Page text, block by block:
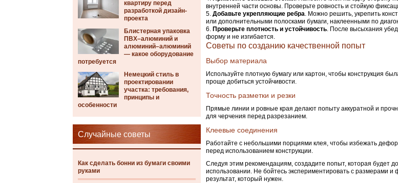
квартиру перед
разработкой дизайн-
проекта
Блистерная упаковка
ПВХ–алюминий и
алюминий–алюминий
— какое оборудование
потребуется
Немецкий стиль в
проектировании
участка: требования,
принципы и
особенности
Случайные советы
Как сделать бонни из бумаги своими
руками
внутренней части основы. Проверьте ровность и стойкую
Добавьте укрепляющие ребра. Можно решить, укрепить
или дополнительными полосками бумаги, наклеенными по
Проверьте плотность и устойчивость. После высыхания
форму и не изгибается.
Советы по созданию качественной попыт
Выбор материала
Используйте плотную бумагу или картон, чтобы конструкция
проще добиться устойчивости.
Точность разметки и резки
Прямые линии и ровные края делают попыту аккуратной и
для черчения перед разрезанием.
Клеевые соединения
Работайте с небольшими порциями клея, чтобы избежать
перед использованием конструкции.
Следуя этим рекомендациям, создадите попыт, которая будет
использовании. Не бойтесь экспериментировать с размерами
результат, который нужен.